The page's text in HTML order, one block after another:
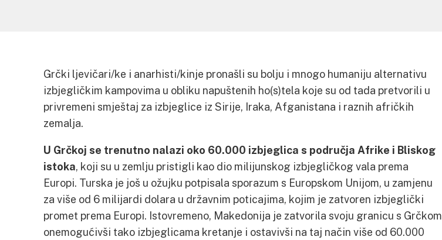
Grčki ljevičari/ke i anarhisti/kinje pronašli su bolju i mnogo humaniju alternativu
izbjegličkim kampovima u obliku napuštenih ho(s)tela koje su od tada pretvorili u
privremeni smještaj za izbjeglice iz Sirije, Iraka, Afganistana i raznih afričkih
zemalja.
U Grčkoj se trenutno nalazi oko 60.000 izbjeglica s područja Afrike i Bliskog
istoka, koji su u zemlju pristigli kao dio milijunskog izbjegličkog vala prema
Europi. Turska je još u ožujku potpisala sporazum s Europskom Unijom, u zamjenu
za više od 6 milijardi dolara u državnim poticajima, kojim je zatvoren izbjeglički
promet prema Europi. Istovremeno, Makedonija je zatvorila svoju granicu s Grčkom
onemogućivši tako izbjeglicama kretanje i ostavivši na taj način više od 60.000